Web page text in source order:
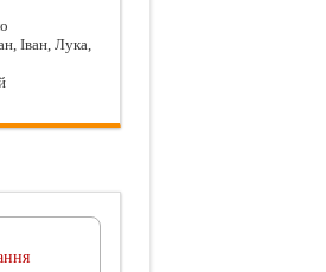
Іван, Лука,